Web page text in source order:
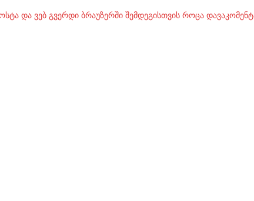
და ვებ გვერდი ბრაუზერში შემდეგისთვის როცა